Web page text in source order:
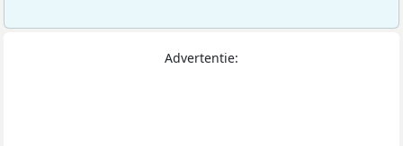
Advertentie: